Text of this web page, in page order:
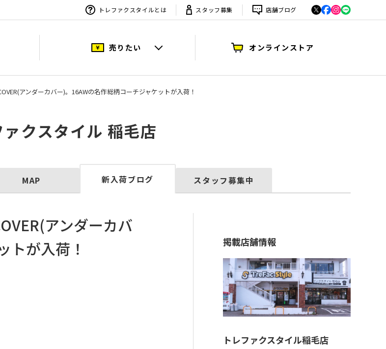
トレファクスタイルとは スタッフ募集 店舗ブログ
売りたい オンラインストア
アンダーカバー)。16AWの名作総柄コーチジャケットが入荷！
ァクスタイル 稲毛店
MAP 新入荷ブログ スタッフ募集中
アンダーカバ
トが入荷！
掲載店舗情報
トレファクスタイル稲毛店